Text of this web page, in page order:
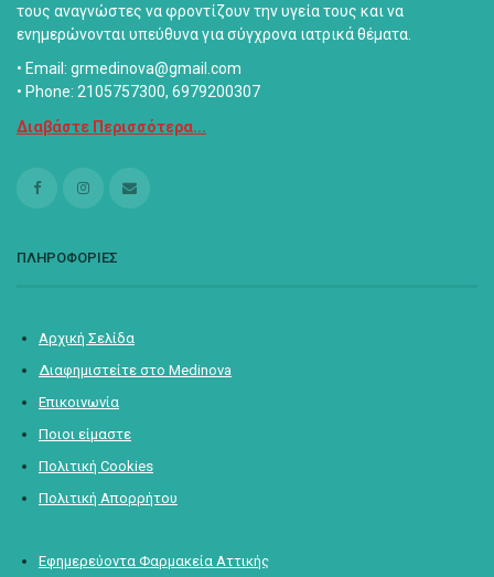
τους αναγνώστες να φροντίζουν την υγεία τους και να
ενημερώνονται υπεύθυνα για σύγχρονα ιατρικά θέματα.
• Email: grmedinova@gmail.com
• Phone: 2105757300, 6979200307
Διαβάστε Περισσότερα...
ΠΛΗΡΟΦΟΡΙΕΣ
Αρχική Σελίδα
Διαφημιστείτε στο Medinova
Επικοινωνία
Ποιοι είμαστε
Πολιτική Cookies
Πολιτική Απορρήτου
Εφημερεύοντα Φαρμακεία Αττικής